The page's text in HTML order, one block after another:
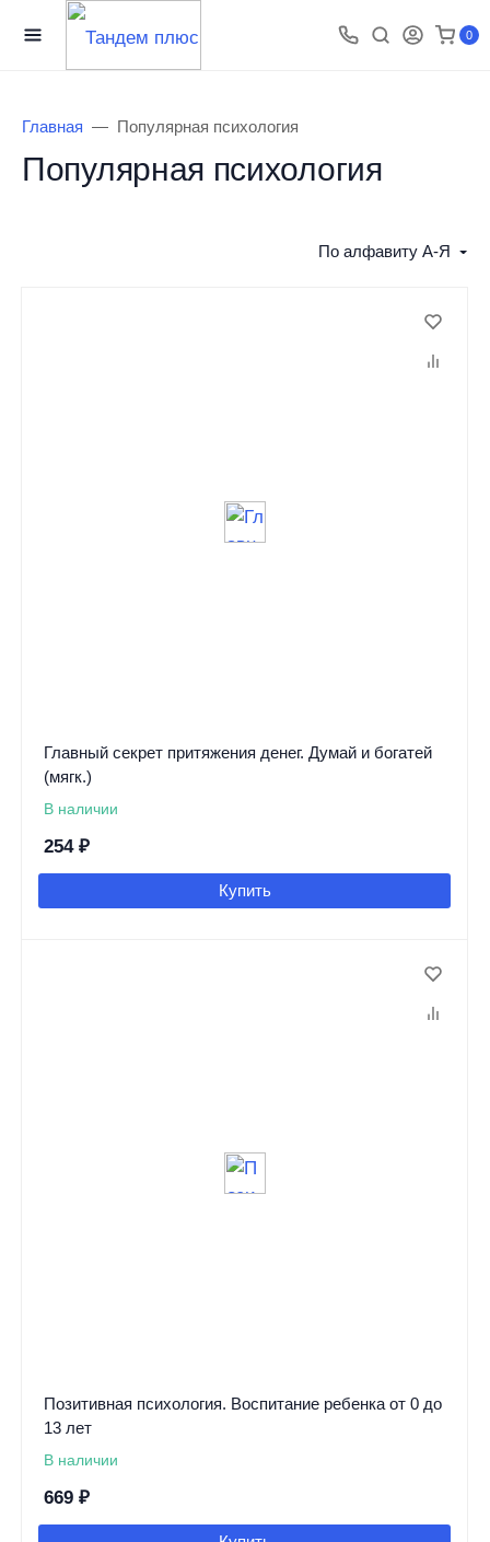
0
Главная Популярная психология
Популярная психология
По алфавиту А-Я
Главный секрет притяжения денег. Думай и богатей
(мягк.)
В наличии
254 ₽
Купить
Позитивная психология. Воспитание ребенка от 0 до
13 лет
В наличии
669 ₽